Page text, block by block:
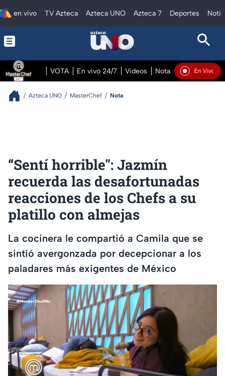
en vivo TV Azteca Azteca UNO Azteca 7 Deportes
VOTA En vivo 24/7 Videos Notas En vivo
En Vivo
Azteca UNO MasterChef Nota
“Sentí horrible": Jazmín
recuerda las desafortunadas
reacciones de los Chefs a su
platillo con almejas
La cocinera le compartió a Camila que se
sintió avergonzada por decepcionar a los
paladares más exigentes de México